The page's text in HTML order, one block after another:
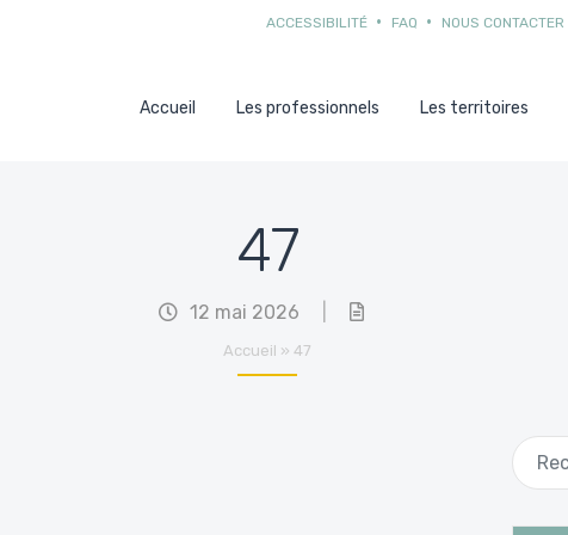
ACCESSIBILITÉ FAQ NOUS CONTACTER
Accueil Les professionnels Les territoires
47
12 mai 2026
Accueil » 47